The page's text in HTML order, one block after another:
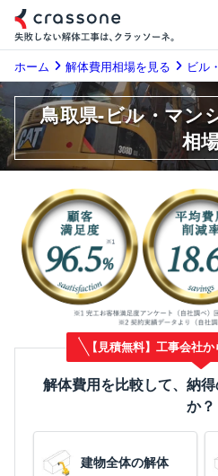
ホーム 解体費用相場を見る ビル
鳥取県-ビル・マン
相
【見積無料】工事会社
解体費用を比較して、納
か？
建物全体の解体